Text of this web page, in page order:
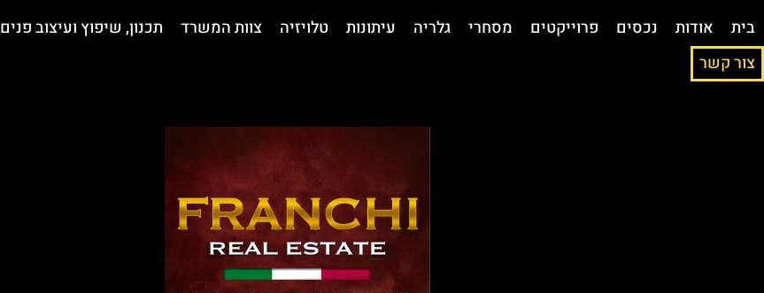
בית אודות נכסים פרוייקטים מסחרי גלריה עיתונות טלויזיה צוות המשרד תכנון, שיפוץ ועיצוב פנים
צור קשר